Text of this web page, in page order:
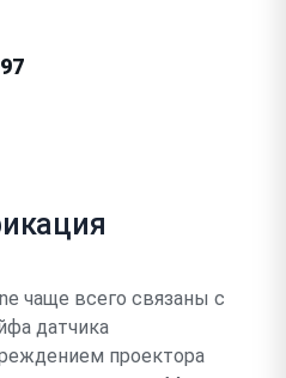
чаще всего связаны с
датчика
проектора